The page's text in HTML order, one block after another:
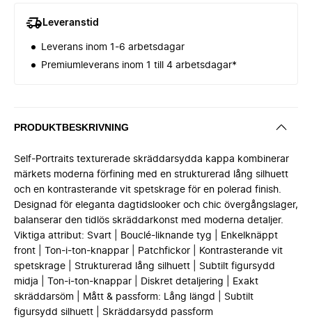
Leveranstid
Leverans inom 1-6 arbetsdagar
Premiumleverans inom 1 till 4 arbetsdagar*
PRODUKTBESKRIVNING
Self-Portraits texturerade skräddarsydda kappa kombinerar
märkets moderna förfining med en strukturerad lång silhuett
och en kontrasterande vit spetskrage för en polerad finish.
Designad för eleganta dagtidslooker och chic övergångslager,
balanserar den tidlös skräddarkonst med moderna detaljer.
Viktiga attribut: Svart | Bouclé-liknande tyg | Enkelknäppt
front | Ton-i-ton-knappar | Patchfickor | Kontrasterande vit
spetskrage | Strukturerad lång silhuett | Subtilt figursydd
midja | Ton-i-ton-knappar | Diskret detaljering | Exakt
skräddarsöm | Mått & passform: Lång längd | Subtilt
figursydd silhuett | Skräddarsydd passform